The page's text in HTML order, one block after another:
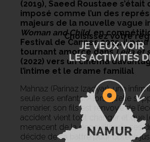
(2019), Saeed Roustaee s’était
imposé comme l’un des
majeurs de la nouvelle vague
Woman and Child, en
Festival de Cannes 2025, il
tournant amorcé dansLeila et
(2022) vers un cinéma
l’intime et le drame familial
Mahnaz (Parinaz Izadyar), une
seule ses enfants. Alors qu’elle
remarier, son fils est renvoyé de
accident vient tout changer et que
menacent de la dépouiller de ses
décide de se battre pour obtenir
Choisissez votre